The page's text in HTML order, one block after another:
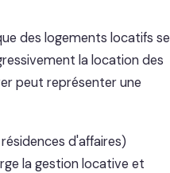
des logements locatifs se
la location des
peut représenter une
d'affaires)
la gestion locative et